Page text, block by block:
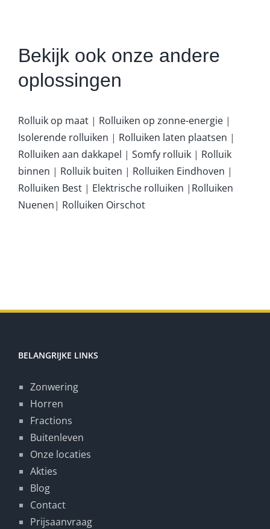
Bekijk ook onze andere
oplossingen
Rolluik op maat| Rolluiken op zonne-energie|
Isolerende rolluiken | Rolluiken laten plaatsen |
Rolluiken aan dakkapel | Somfy rolluik| Rolluik
binnen | Rolluik buiten | Rolluiken Eindhoven |
Rolluiken Best| Elektrische rolluiken | Rolluiken
Nuenen| Rolluiken Oirschot
BELANGRIJKE LINKS
Zonwering
Horren
Fractions
Buitenleven
Onze locaties
Akties
Blog
Contact
Prijsaanvraag